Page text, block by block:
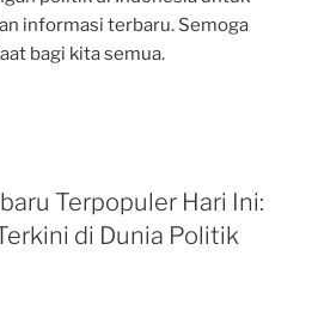
informasi terbaru. Semoga
bagi kita semua.
Terpopuler Hari Ini:
di Dunia Politik